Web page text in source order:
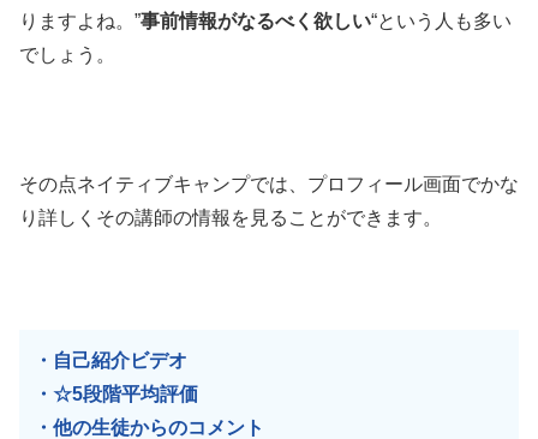
りますよね。”事前情報がなるべく欲しい“という人も多い
でしょう。
その点ネイティブキャンプでは、プロフィール画面でかな
り詳しくその講師の情報を見ることができます。
・自己紹介ビデオ
・☆5段階平均評価
・他の生徒からのコメント